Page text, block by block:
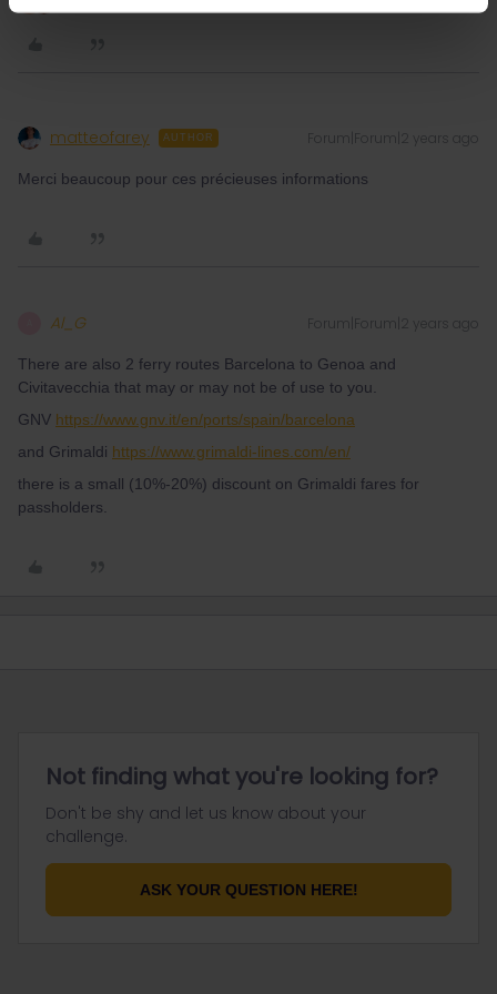
matteofarey AUTHOR Forum|Forum|2 years ago
Merci beaucoup pour ces précieuses informations
Al_G Forum|Forum|2 years ago
There are also 2 ferry routes Barcelona to Genoa and
Civitavecchia that may or may not be of use to you.
GNV https://www.gnv.it/en/ports/spain/barcelona
and Grimaldi https://www.grimaldi-lines.com/en/
there is a small (10%-20%) discount on Grimaldi fares for
passholders.
Not finding what you're looking for?
Don't be shy and let us know about your
challenge.
ASK YOUR QUESTION HERE!